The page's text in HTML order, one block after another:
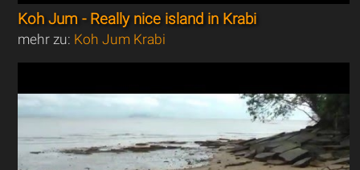
Koh Jum - Really nice island in Krabi
mehr zu: Koh Jum Krabi